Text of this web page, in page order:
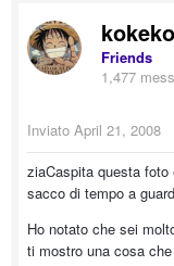
Friends
1,477
Inviato April 21, 2008
ziaCaspita questa
sacco di tempo a
Ho notato che sei
ti mostro una cosa